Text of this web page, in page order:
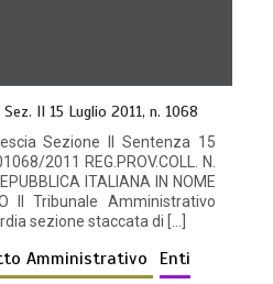
II 15 Luglio 2011, n. 1068
Sezione II Sentenza 15
2011 REG.PROV.COLL. N.
ITALIANA IN NOME
Il Tribunale Amministrativo
sezione staccata di […]
Amministrativo
Enti